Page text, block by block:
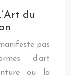
du
pas
d’art
ou la